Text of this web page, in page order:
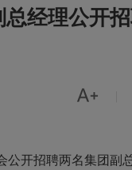
经理公开

公开招聘两名集团副